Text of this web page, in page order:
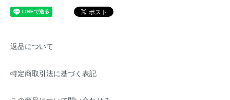
返品について
特定商取引法に基づく表記